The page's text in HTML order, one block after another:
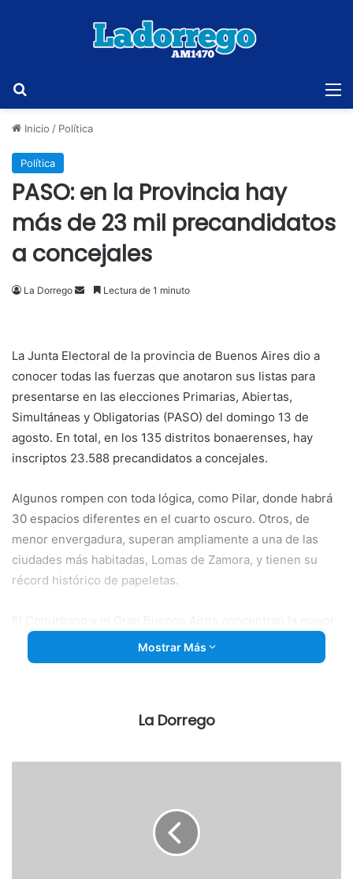
Inicio / Política
Política
PASO: en la Provincia hay
más de 23 mil precandidatos
a concejales
La Dorrego
SendLectura de 1 minuto
La Junta Electoral de la provincia de Buenos Aires dio a
conocer todas las fuerzas que anotaron sus listas para
presentarse en las elecciones Primarias, Abiertas,
Simultáneas y Obligatorias (PASO) del domingo 13 de
agosto. En total, en los 135 distritos bonaerenses, hay
inscriptos 23.588 precandidatos a concejales.
Algunos rompen con toda lógica, como Pilar, donde habrá
30 espacios diferentes en el cuarto oscuro. Otros, de
menor envergadura, superan ampliamente a una de las
ciudades más habitadas, Lomas de Zamora, y tienen su
récord histórico de papeletas.
cantidad de precandidatos: 13.646 en total.
Alvarez, Abel Cifarelli y María Delia Dumrauf, de
por Dorrego, aunque estos dos ediles buscarán la
Mostrar Más
La Dorrego